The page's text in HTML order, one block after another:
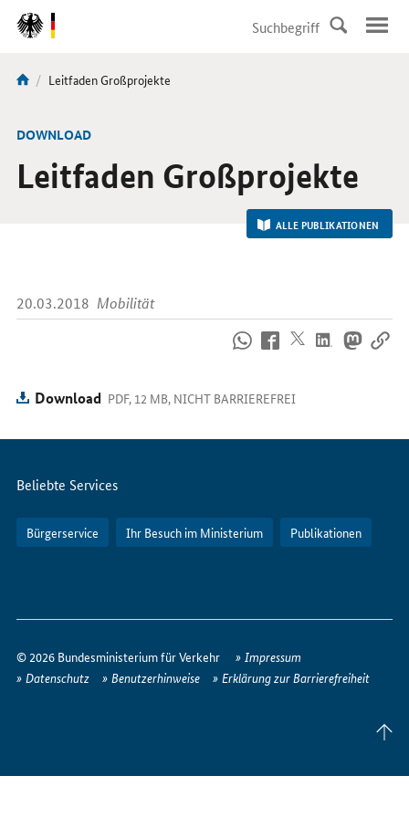
DirektZu:
Navigation
Sie
hier:
Aktuelle
Leitfaden Großprojekte
DOWNLOAD
Leitfaden Großprojekte
ALLE PUBLIKATIONEN
20.03.2018 Mobilität
uns
im
Download PDF, 12 MB, NICHT BARRIEREFREI
Servicemenü
Beliebte Services
Bürgerservice Ihr Besuch im Ministerium Publikationen
erreichen
Sie
© 2026 Bundesministerium für Verkehr
Impressum
Datenschutz
Benutzerhinweise Erklärung zur Barrierefreiheit